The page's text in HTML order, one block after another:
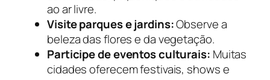
ao ar livre.
Visite parques e jardins:Observe a
beleza das flores e da vegetação.
Participe de eventos culturais: Muitas
cidades oferecem festivais, shows e